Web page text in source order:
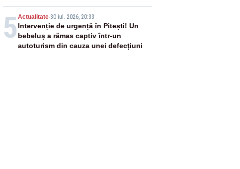
5 Actualitate-30 iul. 2026, 20:33
Intervenție de urgență în Pitești! Un
bebeluș a rămas captiv într-un
autoturism din cauza unei defecțiuni